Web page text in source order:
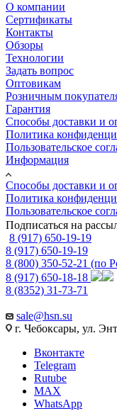
О компании
Сертификаты
Контакты
Обзоры
Технологии
Задать вопрос
Оптовикам
Розничным
Гарантия
Способы доставки и
Политика
Пользовательское
Информация
Способы доставки и
Политика
Пользовательское
Подписаться на
8 (917) 650-19-19
8 (917) 650-19-19
8 (800) 350-52-21 (по
8 (917) 650-18-18
8 (8352) 31-73-71
sale@hsn.su
г. Чебоксары, ул.
Вконтакте
Telegram
Rutube
MAX
WhatsApp